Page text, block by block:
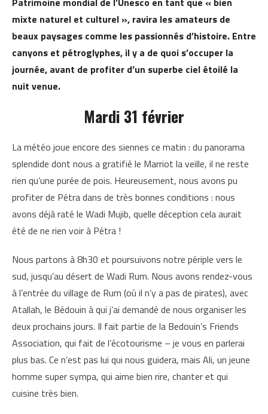
mixte naturel et culturel », ravira les amateurs de
beaux paysages comme les passionnés d’histoire. ​Entre
canyons et pétroglyphes, il y a de quoi s’occuper la
journée, avant de profiter d’un superbe ciel étoilé la
nuit venue.
Mardi 31 février
La météo joue encore des siennes ce matin : du panorama
splendide dont nous a gratifié le Marriot la veille, il ne reste
rien qu’une purée de pois. Heureusement, nous avons pu
profiter de Pétra dans de très bonnes conditions : nous
avons déjà raté le Wadi Mujib, quelle déception cela aurait
été de ne rien voir à Pétra !
Nous partons à 8h30 et poursuivons notre périple vers le
sud, jusqu’au désert de Wadi Rum. Nous avons rendez-vous
à l’entrée du village de Rum (où il n’y a pas de pirates), avec
Atallah, le Bédouin à qui j’ai demandé de nous organiser les
deux prochains jours. Il fait partie de la Bedouin’s Friends
Association, qui fait de l’écotourisme – je vous en parlerai
plus bas. Ce n’est pas lui qui nous guidera, mais Ali, un jeune
homme super sympa, qui aime bien rire, chanter et qui
cuisine très bien.